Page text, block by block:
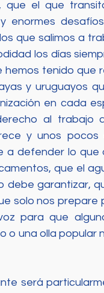
que el que
enormes
que salimos a
los días
hemos tenido que
y uruguayos
en cada
al trabajo
y unos pocos
a defender lo
que el
debe garantizar,
solo nos prepare
para que
o una olla
será